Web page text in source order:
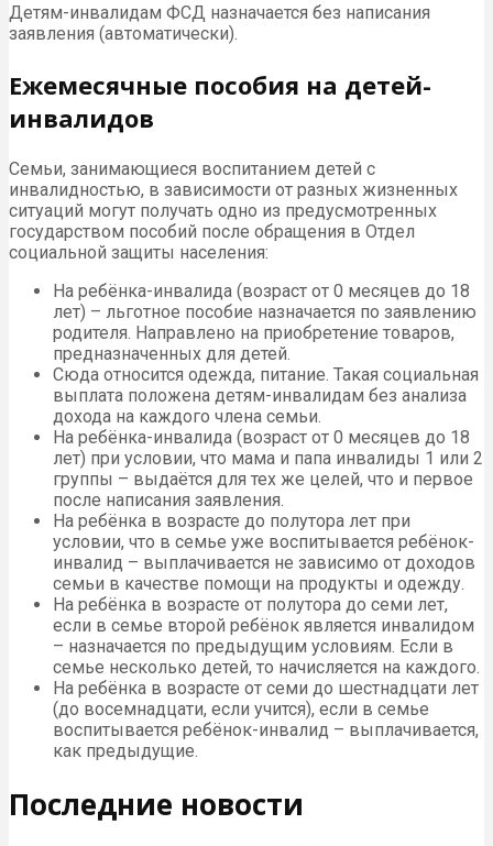
Детям-инвалидам ФСД назначается без написания
заявления (автоматически).
Ежемесячные пособия на детей-
инвалидов
Семьи, занимающиеся воспитанием детей с
инвалидностью, в зависимости от разных жизненных
ситуаций могут получать одно из предусмотренных
государством пособий после обращения в Отдел
социальной защиты населения:
На ребёнка-инвалида (возраст от 0 месяцев до 18
лет) – льготное пособие назначается по заявлению
родителя. Направлено на приобретение товаров,
предназначенных для детей.
Сюда относится одежда, питание. Такая социальная
выплата положена детям-инвалидам без анализа
дохода на каждого члена семьи.
На ребёнка-инвалида (возраст от 0 месяцев до 18
лет) при условии, что мама и папа инвалиды 1 или 2
группы – выдаётся для тех же целей, что и первое
после написания заявления.
На ребёнка в возрасте до полутора лет при
условии, что в семье уже воспитывается ребёнок-
инвалид – выплачивается не зависимо от доходов
семьи в качестве помощи на продукты и одежду.
На ребёнка в возрасте от полутора до семи лет,
если в семье второй ребёнок является инвалидом
– назначается по предыдущим условиям. Если в
семье несколько детей, то начисляется на каждого.
На ребёнка в возрасте от семи до шестнадцати лет
(до восемнадцати, если учится), если в семье
воспитывается ребёнок-инвалид – выплачивается,
как предыдущие.
Последние новости